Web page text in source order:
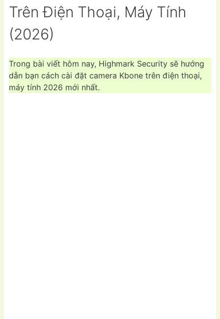
Trên Điện Thoại, Máy Tính
(2026)
Trong bài viết hôm nay, Highmark Security sẽ hướng
dẫn bạn cách cài đặt camera Kbone trên điện thoại,
máy tính 2026 mới nhất.